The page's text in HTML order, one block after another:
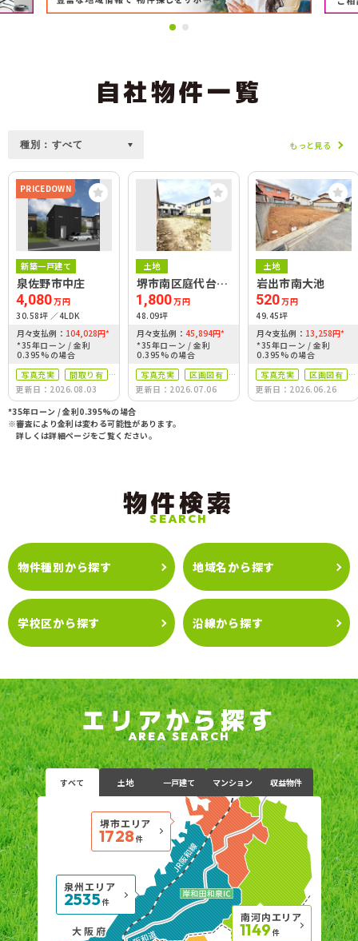
自社物件一覧
もっと見る
PRICEDOWN
新築一戸建て
泉佐野市中庄
4,080万円
30.58坪
4LDK
月々支払例： 104,028円*
*35年ローン / 金利
0.395%の場合
写真充実
間取り有
築10年以内
駐車場2台可
自社物件
更新日：2026.08.03
土地
堺市南区庭代台1
丁
1,800万円
48.09坪
月々支払例： 45,894円*
*35年ローン / 金利
0.395%の場合
写真充実
区画図有
自社物件
更新日：2026.07.06
土地
岩出市南大池
520万円
49.45坪
月々支払例： 13,258円*
*35年ローン / 金利
0.395%の場合
写真充実
区画図有
自社物件
更新日：2026.06.26
*35年ローン / 金利0.395%の場合
※審査により金利は変わる可能性があります。
詳しくは詳細ページをご覧ください。
物件検索
SEARCH
物件種別から探す 地域名から探す
学校区から探す 沿線から探す
エリアから探す
AREA SEARCH
すべて 土地 一戸建て マンション 収益物件
堺市エリア
1728 件
泉州エリア
2535 件
南河内エリア
1149 件